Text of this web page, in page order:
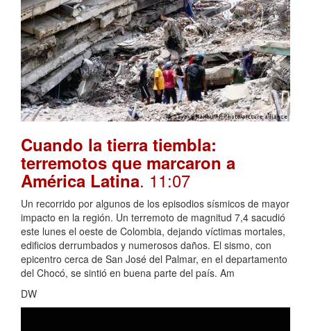
Cuando la tierra tiembla:
terremotos que marcaron a
América Latina. 11:07
Un recorrido por algunos de los episodios sísmicos de mayor
impacto en la región. Un terremoto de magnitud 7,4 sacudió
este lunes el oeste de Colombia, dejando víctimas mortales,
edificios derrumbados y numerosos daños. El sismo, con
epicentro cerca de San José del Palmar, en el departamento
del Chocó, se sintió en buena parte del país. Am
DW